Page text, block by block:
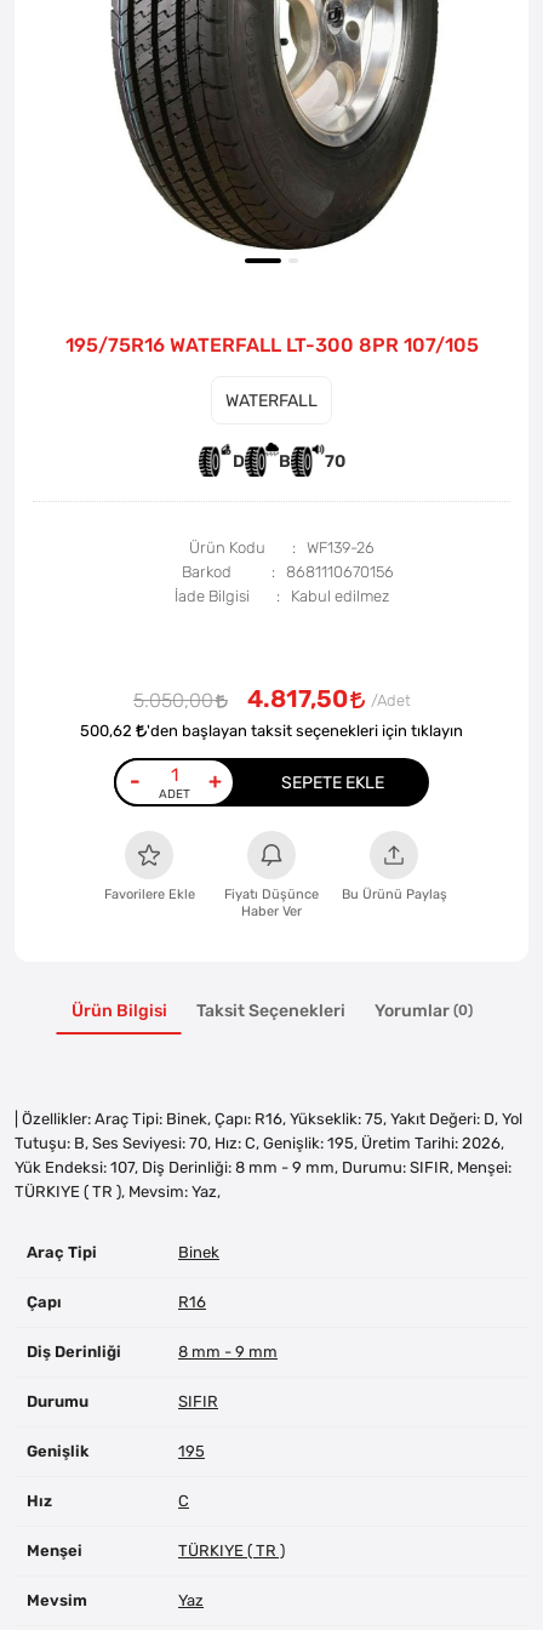
195/75R16 WATERFALL LT-300 8PR 107/105
WATERFALL
D B 70
Ürün Kodu
WF139-26
Barkod
8681110670156
İade Bilgisi
5.050,00 4.817,50
500,62 'den başlayan taksit seçenekleri için tıklayın
- + SEPETE EKLE
Favorilere Ekle
Fiyatı Düşünce
Haber Ver
Bu Ürünü Paylaş
Ürün Bilgisi Taksit Seçenekleri Yorumlar (0)
| Özellikler: Araç Tipi: Binek, Çapı: R16, Yükseklik: 75, Yakıt Değeri: D, Yol
Tutuşu: B, Ses Seviyesi: 70, Hız: C, Genişlik: 195, Üretim Tarihi: 2026,
Yük Endeksi: 107, Diş Derinliği: 8 mm - 9 mm, Durumu: SIFIR, Menşei:
TÜRKIYE ( TR ), Mevsim: Yaz,
Araç Tipi Binek
Çapı R16
Diş Derinliği 8 mm - 9 mm
Durumu SIFIR
Genişlik 195
Hız C
Menşei TÜRKIYE ( TR )
Mevsim Yaz